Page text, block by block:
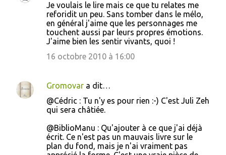
s
Je voulais le lire mais ce que tu relates me
reforidit un peu. Sans tomber dans le mélo,
en général j'aime que les personnages me
touchent aussi par leurs propres émotions.
J'aime bien les sentir vivants, quoi !
16 octobre 2010 à 16:00
Gromovar a dit…
@Cédric : Tu n'y es pour rien :-) C'est Juli Zeh
qui sera châtiée.
@BiblioManu : Qu'ajouter à ce que j'ai déjà
écrit. Ce n'est pas un mauvais livre sur le
plan du fond, mais je n'ai vraiment pas